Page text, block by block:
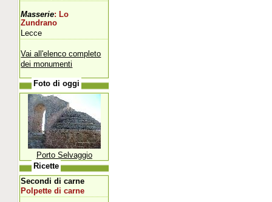
Masserie: Lo
Zundrano
Lecce
Vai all'elenco completo
dei monumenti
Foto di oggi
Porto Selvaggio
Ricette
Secondi di carne
Polpette di carne